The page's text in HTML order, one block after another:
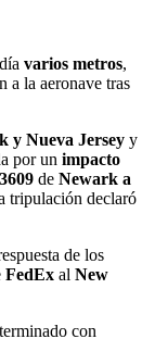
varios metros,
a la aeronave tras
y Nueva Jersey y
por un impacto
3609 de Newark a
tripulación declaró
de los
FedEx al New
con